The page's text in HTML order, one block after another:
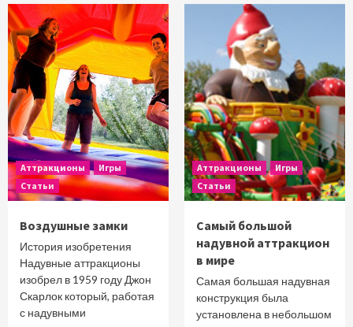
Аттракционы
Игры
Статьи
Воздушные замки
История изобретения
Надувные аттракционы
изобрел в 1959 году Джон
Скарлок который, работая
с надувными
Аттракционы
Игры
Статьи
Самый большой
надувной аттракцион
в мире
Самая большая надувная
конструкция была
установлена в небольшом